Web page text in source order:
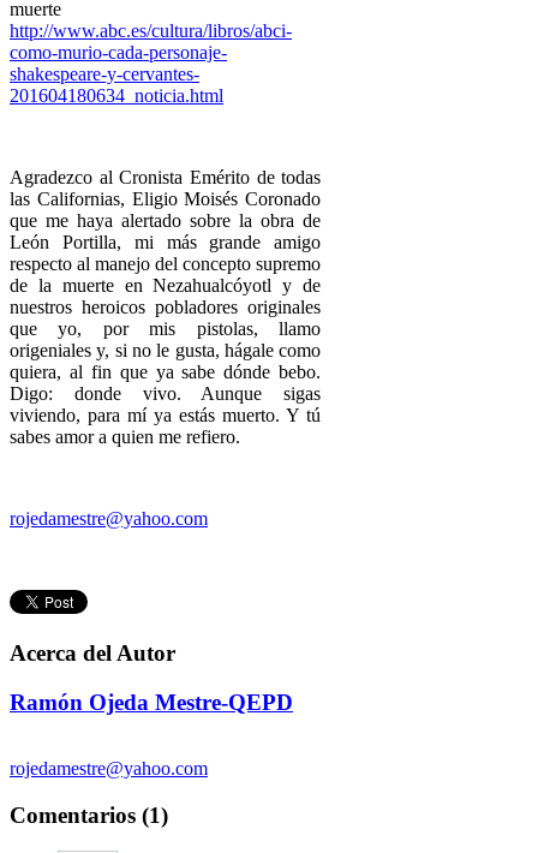
muerte
http://www.abc.es/cultura/libros/abci-
como-murio-cada-personaje-
shakespeare-y-cervantes-
201604180634_noticia.html
Agradezco al Cronista Emérito de todas
las Californias, Eligio Moisés Coronado
que me haya alertado sobre la obra de
León Portilla, mi más grande amigo
respecto al manejo del concepto supremo
de la muerte en Nezahualcóyotl y de
nuestros heroicos pobladores originales
que yo, por mis pistolas, llamo
origeniales y, si no le gusta, hágale como
quiera, al fin que ya sabe dónde bebo.
Digo: donde vivo. Aunque sigas
viviendo, para mí ya estás muerto. Y tú
sabes amor a quien me refiero.
rojedamestre@yahoo.com
Acerca del Autor
Ramón Ojeda Mestre-QEPD
rojedamestre@yahoo.com
Comentarios (1)